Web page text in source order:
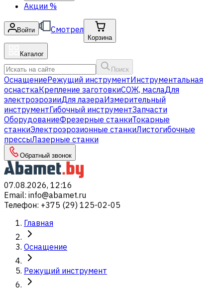
Акции %
Войти Смотрел
Корзина
Каталог
Поиск
ОснащениеРежущий инструментИнструментальная
оснасткаКрепление заготовкиСОЖ, маслаДля
электроэрозииДля лазераИзмерительный
инструментГибочный инструментЗапчасти
ОборудованиеФрезерные станкиТокарные
станкиЭлектроэрозионные станкиЛистогибочные
прессыЛазерные станки
Обратный звонок
07.08.2026, 12:16
Email: info@abamet.ru
Телефон: +375 (29) 125-02-05
Главная
Оснащение
Режущий инструмент